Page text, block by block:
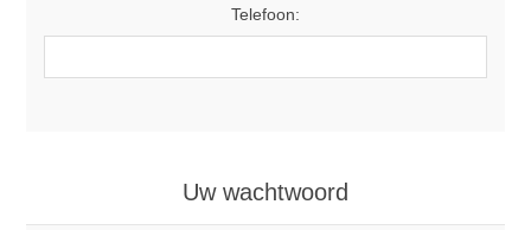
Telefoon:
Uw wachtwoord